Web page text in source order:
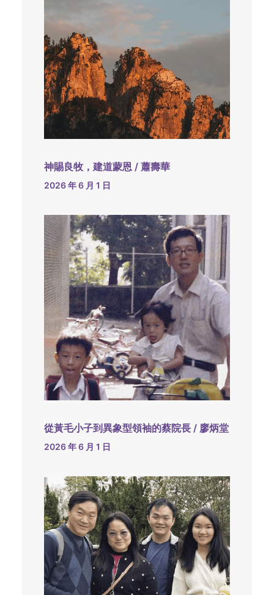
神賜良牧，建道蒙恩 / 蕭壽華
2026 年 6 月 1 日
從黃毛小子到異象型領袖的蔡院長 / 廖炳堂
2026 年 6 月 1 日